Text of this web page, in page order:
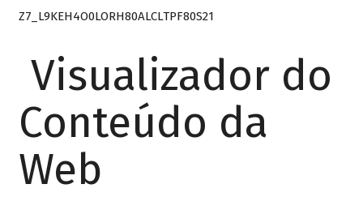
Z7_L9KEH4O0LORH80ALCLTPF80S21
Visualizador do
Conteúdo da
Web